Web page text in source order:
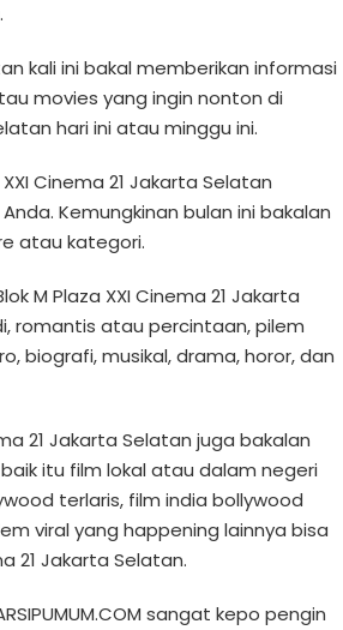
kali ini bakal memberikan informasi
movies yang ingin nonton di
hari ini atau minggu ini.
Cinema 21 Jakarta Selatan
Kemungkinan bulan ini bakalan
atau kategori.
M Plaza XXI Cinema 21 Jakarta
romantis atau percintaan, pilem
biografi, musikal, drama, horor, dan
21 Jakarta Selatan juga bakalan
itu film lokal atau dalam negeri
terlaris, film india bollywood
viral yang happening lainnya bisa
21 Jakarta Selatan.
sangat kepo pengin